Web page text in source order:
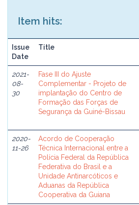
Item hits:
Issue
Date
Title
2021-
08-
30
Fase III do Ajuste
Complementar - Projeto de
implantação do Centro de
Formação das Forças de
Segurança da Guiné-Bissau
2020-
11-26
Acordo de Cooperação
Técnica Internacional entre a
Polícia Federal da República
Federativa do Brasil e a
Unidade Antinarcóticos e
Aduanas da República
Cooperativa da Guiana